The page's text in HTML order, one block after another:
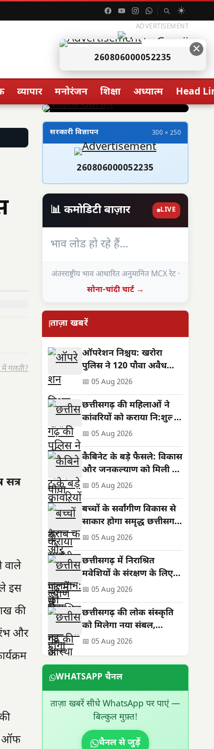
☀️
ADVERTISEMENT
व्यापार मनोरंजन शिक्षा अध्यात्म Head
गलती?
सत्र
वाले
इस
की
और
ऑफ
सरकारी विज्ञापन 300 × 250
260806000052235
📊 कमोडिटी बाज़ार LIVE
भाव लोड हो रहे हैं…
अंतरराष्ट्रीय भाव आधारित अनुमानित MCX रेट ·
सोना-चांदी चार्ट →
ताज़ा खबरें
ऑपरेशन निश्चय: खरोरा
पुलिस ने 120 पौवा अवैध
शराब के साथ तस्कर को
दबोचा
📅 05 Aug 2026
छत्तीसगढ़ की महिलाओं ने
कांवरियों को कराया नि:शुल्क
जलपान: सेवा और आस्था का
संगम
📅 05 Aug 2026
कैबिनेट के बड़े फैसले: विकास
और जनकल्याण को मिली नई
रफ्तार
📅 05 Aug 2026
बच्चों के सर्वांगीण विकास से
साकार होगा समृद्ध छत्तीसगढ़
का सपना
📅 05 Aug 2026
छत्तीसगढ़ में निराश्रित
मवेशियों के संरक्षण के लिए
सरकार की बड़ी पहल
📅 05 Aug 2026
छत्तीसगढ़ की लोक संस्कृति
को मिलेगा नया संबल,
कलाकार होंगे आर्थिक रूप से
📅 05 Aug 2026
WHATSAPP चैनल
ताज़ा खबरें सीधे WhatsApp पर पाएं —
बिल्कुल मुफ़्त!
चैनल से जुड़ें
✕
260806000052235